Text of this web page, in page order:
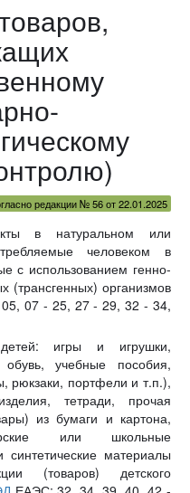
редакции № 56 от 22.01.2025
в натуральном или
человеком в
с использованием генно-
организмов
07 - 25, 27 - 29, 32 - 34,
игры и игрушки,
учебные пособия,
рюкзаки, портфели и т.п.),
тетради, прочая
из бумаги и картона,
или школьные
материалы
(товаров) детского